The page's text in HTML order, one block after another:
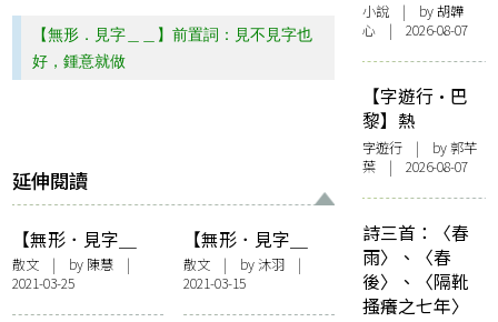
【無形．見字＿＿】前置詞：見不見字也
好，鍾意就做
延伸閱讀
【無形．見字＿
＿】見字前行
散文 | by 陳慧 |
2021-03-25
【無形．見字＿
＿】見字戒戒煙
散文| by沐羽|
2021-03-15
小說 | by 胡韡
心 | 2026-08-07
【字遊行·巴
黎】熱
字遊行 | by 郭芊
葉 | 2026-08-07
詩三首：〈春
雨〉、〈春
後〉、〈隔靴
搔癢之七年〉